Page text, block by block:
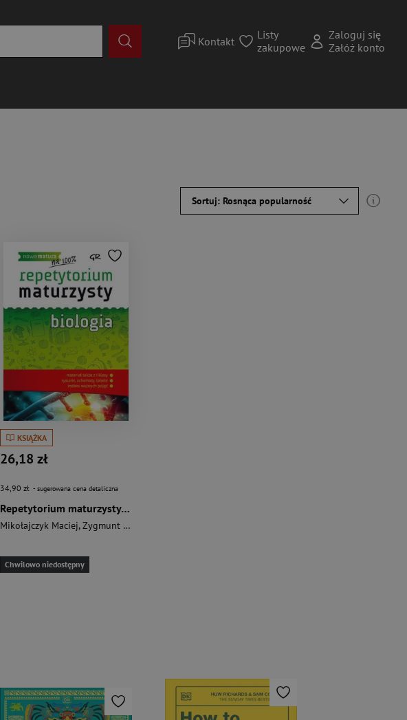
Kontakt
Listy
zakupowe
Zaloguj się
Załóż konto
Sortuj: Rosnąca popularność
KSIĄŻKA
26,18 zł
34,90 zł - sugerowana cena detaliczna
Repetytorium maturzysty biologia
Mikołajczyk Maciej,Zygmunt Jolanta
Chwilowo niedostępny